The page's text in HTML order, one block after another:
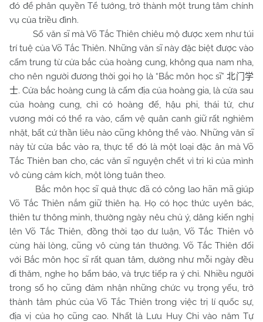
đó để phân quyền Tể tướng, trở thành một trung tâm chính
vụ của triều đình.
Số văn sĩ mà Võ Tắc Thiên chiêu mộ được xem như túi
trí tuệ của Võ Tắc Thiên. Những văn sĩ này đặc biệt được vào
cấm trung từ cửa bắc của hoàng cung, không qua nam nha,
cho nên người đương thời gọi họ là “Bắc môn học sĩ”北门学
士. Cửa bắc hoàng cung là cấm địa của hoàng gia, là cửa sau
của hoàng cung, chỉ có hoàng đế, hậu phi, thái tử, chư
vương mới có thể ra vào, cấm vệ quân canh giữ rất nghiêm
nhặt, bất cứ thần liêu nào cũng không thể vào. Những văn sĩ
này từ cửa bắc vào ra, thực tế đó là một loại đặc ân mà Võ
Tắc Thiên ban cho, các văn sĩ nguyện chết vì tri kỉ của mình
vô cùng cảm kích, một lòng tuân theo.
Bắc môn học sĩ quả thực đã có công lao hãn mã giúp
Võ Tắc Thiên nắm giữ thiên hạ. Họ có học thức uyên bác,
thiên tư thông minh, thường ngày nêu chủ ý, dâng kiến nghị
lên Võ Tắc Thiên, đồng thời tạo dư luận, Võ Tắc Thiên vô
cùng hài lòng, cũng vô cùng tán thưởng. Võ Tắc Thiên đối
với Bắc môn học sĩ rất quan tâm, dường như mỗi ngày đều
đi thăm, nghe họ bẩm báo, và trực tiếp ra ý chỉ. Nhiều người
trong số họ cũng đảm nhận những chức vụ trọng yếu, trở
thành tâm phúc của Võ Tắc Thiên trong việc trị lí quốc sự,
địa vị của họ cũng cao. Nhất là Lưu Huy Chi vào năm Tự